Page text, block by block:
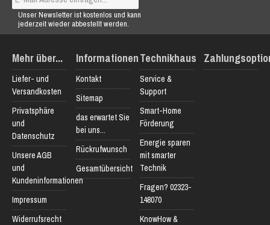
Unser Newsletter ist kostenlos und kann
jederzeit wieder abbestellt werden.
Mehr über...
Liefer- und
Versandkosten
Privatsphäre
und
Datenschutz
Unsere AGB
und
Kundeninformationen
Impressum
Widerrufsrecht
Informationen
Kontakt
Sitemap
das erwartet Sie
bei uns...
Rückrufwunsch
Gesamtübersicht
Technikhaus
Service &
Support
Smart-Home
Förderung
Energie sparen
mit smarter
Technik
Fragen? 02323-
148070
KnowHow &